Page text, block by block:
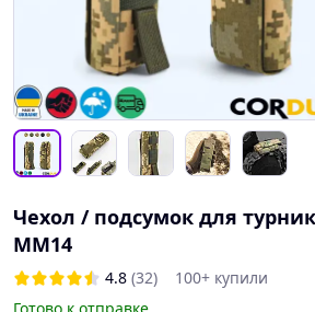
Чехол / подсумок для
ММ14
4.8 (32)
100+ купили